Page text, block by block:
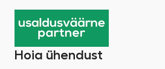
Hoia ühendust